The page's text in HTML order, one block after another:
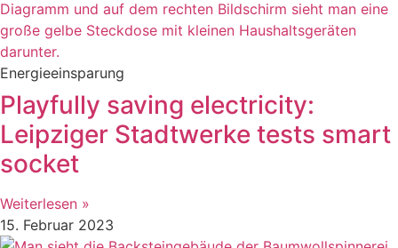
Energieeinsparung
Playfully saving electricity:
Leipziger Stadtwerke tests smart
socket
Weiterlesen »
15. Februar 2023